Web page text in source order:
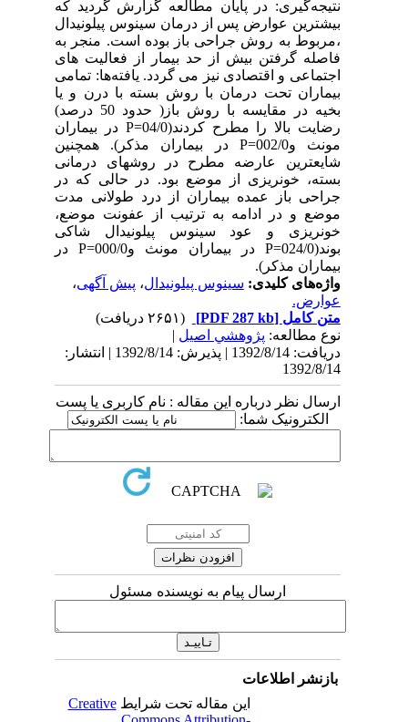
نتیجه‌گیری: در پایان مطالعه گزارش گردید که
بیشترین عوارض پس از درمان سینوس پیلونیدال
،مربوط به روش جراحی باز بوده است. منجر به
فاصله گرفتن بیش از حد بیمار از فعالیت های
اجتماعی و اقتصادی نیز می گردد. یافته‌ها: تمامی
بیماران تحت درمان با روش بسته با درن و یا
بخیه در مقایسه با روش باز( حدود 50 درصد)
رضایت بالا را مطرح کردند(04/0=P در بیماران
مونث و002/0=P در بیماران مذکر). همچنین
شایعترین عارضه مطرح در روشهای درمانی
بسته، خونریزی از موضع بود. در حالی که در
جراحی باز عمده بیماران از درد طولانی مدت
موضع و در ادامه به ترتیب از عفونت موضع،
خونریزی و عود سینوس پیلونیدال شاکی
بوند(024/0=P در بیماران مونث و000/0=P در
بیماران مذکر).
واژه‌های کلیدی:سینوس پیلونیدال ،پیش آگهی،
عوارض.
متن کامل[PDF 287 kb]
نوع مطالعه:پژوهشي اصیل|
دریافت: 1392/8/14 | پذیرش: 1392/8/14 | انتشار:
1392/8/14
ارسال نظر درباره این مقاله : نام کاربری یا پست
الکترونیک شما:
ارسال پیام به نویسنده مسئول
بازنشر اطلاعات
این مقاله تحت شرایطCreative